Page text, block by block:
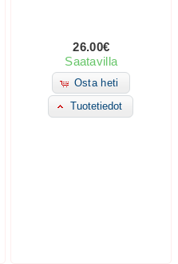
26.00€
Saatavilla
Osta heti
Tuotetiedot